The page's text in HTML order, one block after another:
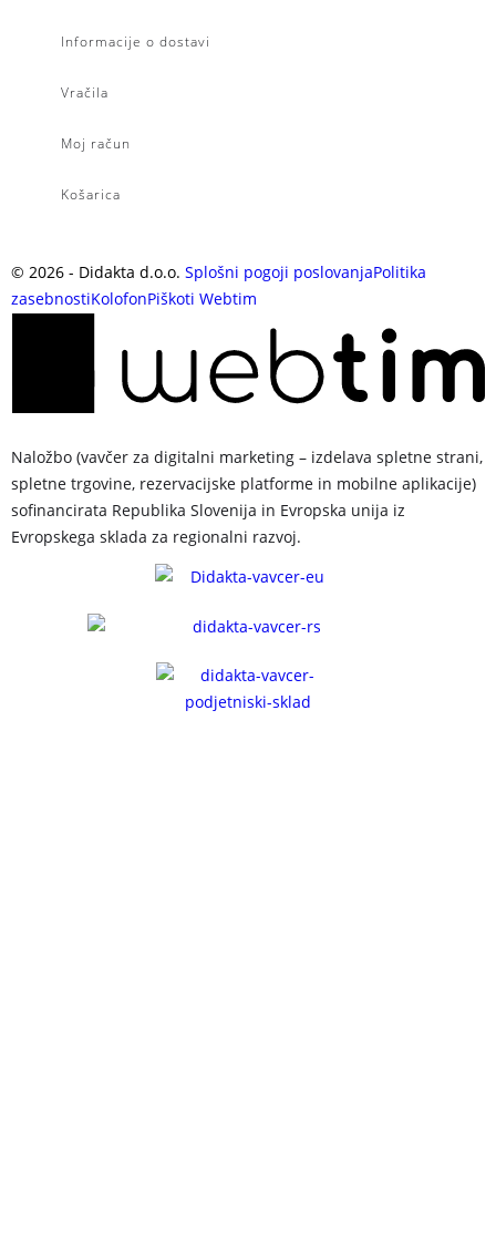
Informacije o dostavi
Vračila
Moj račun
Košarica
© 2026 - Didakta d.o.o. Splošni pogoji poslovanjaPolitika
zasebnostiKolofonPiškoti Webtim
Naložbo (vavčer za digitalni marketing – izdelava spletne strani,
spletne trgovine, rezervacijske platforme in mobilne aplikacije)
sofinancirata Republika Slovenija in Evropska unija iz
Evropskega sklada za regionalni razvoj.